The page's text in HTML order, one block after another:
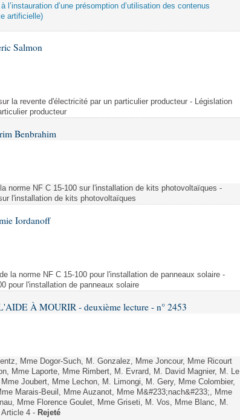
d’une présomption d’utilisation des contenus
artificielle)
Salmon
la revente d'électricité par un particulier producteur - Législation
producteur
Benbrahim
norme NF C 15-100 sur l'installation de kits photovoltaïques -
l'installation de kits photovoltaïques
Iordanoff
la norme NF C 15-100 pour l'installation de panneaux solaire -
pour l'installation de panneaux solaire
À MOURIR - deuxième lecture - n° 2453
Mme Dogor-Such, M. Gonzalez, Mme Joncour, Mme Ricourt
Mme Laporte, Mme Rimbert, M. Evrard, M. David Magnier, M. Le
Joubert, Mme Lechon, M. Limongi, M. Gery, Mme Colombier,
Marais-Beuil, Mme Auzanot, Mme M&#233;nach&#233;, Mme
Mme Florence Goulet, Mme Griseti, M. Vos, Mme Blanc, M.
4 - Rejeté